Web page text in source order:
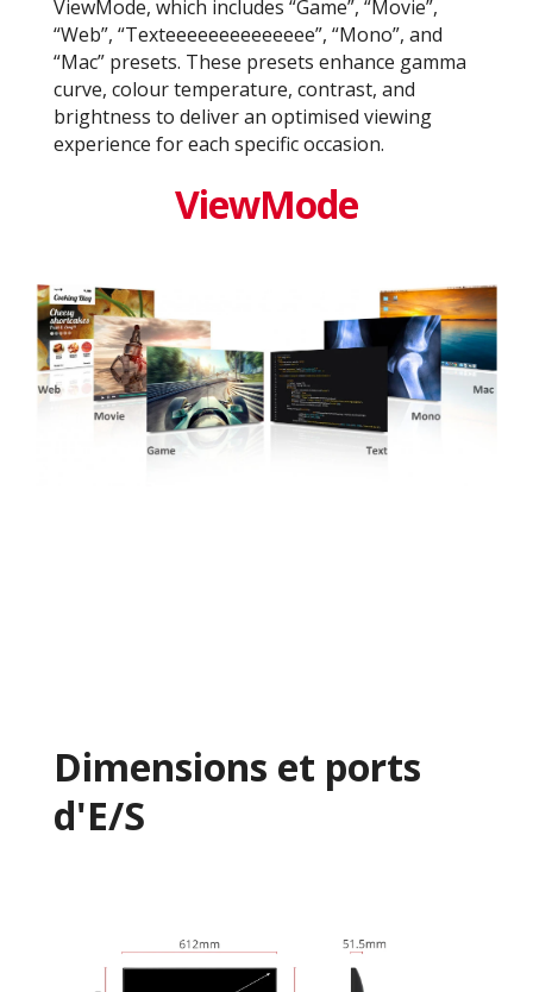
ViewMode, which includes “Game”, “Movie”,
“Web”, “Texteeeeeeeeeeeeee”, “Mono”, and
“Mac” presets. These presets enhance gamma
curve, colour temperature, contrast, and
brightness to deliver an optimised viewing
experience for each specific occasion.
ViewMode
Dimensions et ports
d'E/S